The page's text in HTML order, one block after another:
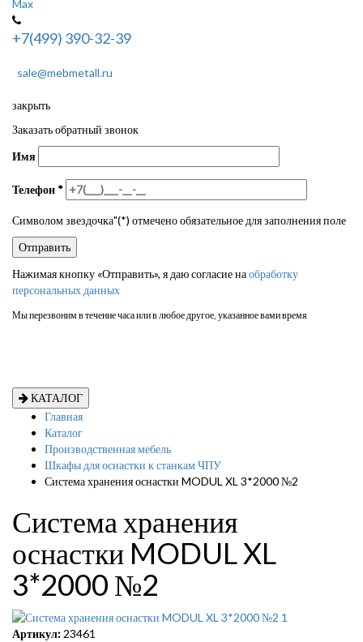
+7(499) 390-32-39
sale@mebmetall.ru
закрыть
Заказать обратный звонок
Имя
Телефон *
Символом звездочка"(*) отмечено обязательное для заполнения поле
Нажимая кнопку «Отправить», я даю согласие наобработку
персональных данных
Мы перезвоним в течение часа или в любое другое, указанное вами время
КАТАЛОГ
Главная
Каталог
Производственная мебель
Шкафы для оснастки к станкам ЧПУ
Система хранения оснастки MODUL XL 3*2000 №2
Система хранения
оснастки MODUL XL
3*2000 №2
Артикул: 23461